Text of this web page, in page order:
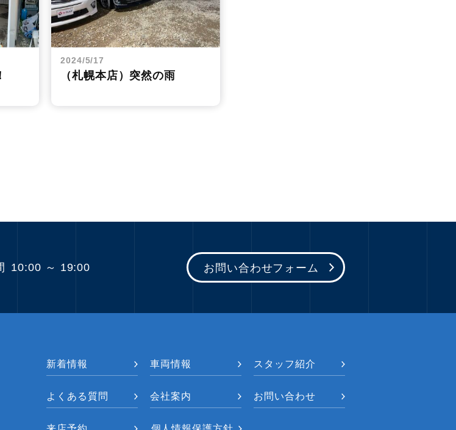
2024/5/17
（札幌本店）突然の雨
10:00 ～ 19:00 お問い合わせフォーム
新着情報 車両情報 スタッフ紹介
よくある質問 会社案内 お問い合わせ